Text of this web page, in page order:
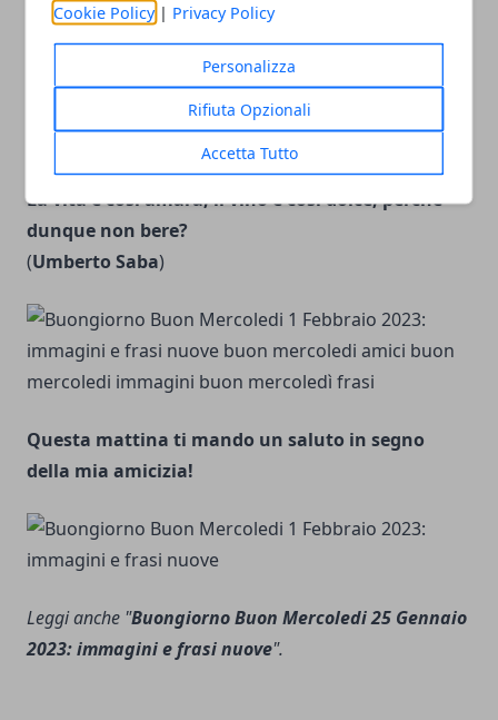
Cookie Policy | Privacy Policy
Personalizza
Rifiuta Opzionali
Accetta Tutto
Fa respiri profondi, sorridi e sii ottimista vedrai
che la vita ti sorprenderà!
La vita è così amara, il vino è così dolce; perché
dunque non bere?
(Umberto Saba)
Questa mattina ti mando un saluto in segno
della mia amicizia!
Leggi anche "Buongiorno Buon Mercoledi 25 Gennaio
2023: immagini e frasi nuove".